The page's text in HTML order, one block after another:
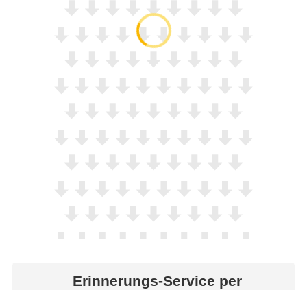
Erinnerungs-Service per